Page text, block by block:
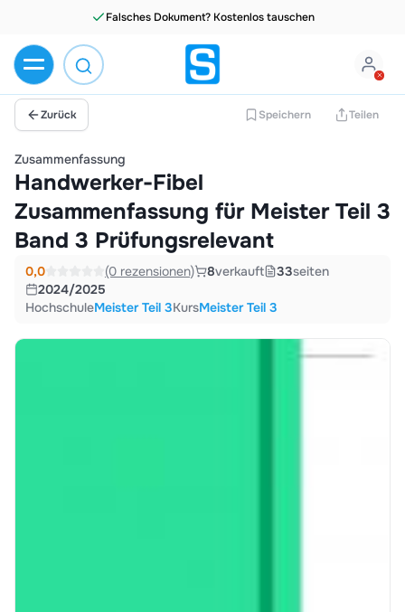
Falsches Dokument? Kostenlos tauschen
Zurück Speichern Teilen
Zusammenfassung
Handwerker-Fibel
Zusammenfassung für Meister Teil 3
Band 3 Prüfungsrelevant
0,0 (0 rezensionen) 8verkauft 33seiten
2024/2025
HochschuleMeister Teil 3KursMeister Teil 3